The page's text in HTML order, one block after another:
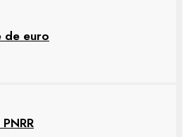
de euro